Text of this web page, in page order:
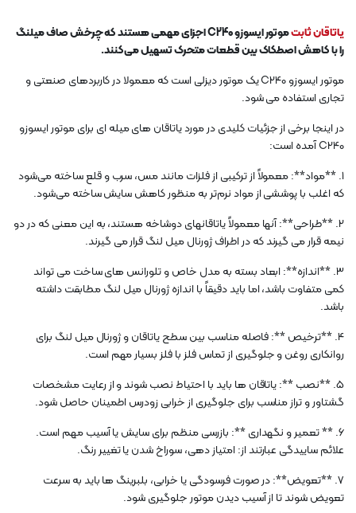
یاتاقان ثابت
موتور ایسوزو C240 اجزای مهمی هستند که چرخش صاف میلنگ
را با کاهش اصطکاک بین قطعات متحرک تسهیل می‌کنند.
موتور ایسوزو C240 ​​یک موتور دیزلی است که معمولا در کاربردهای صنعتی و
تجاری استفاده می شود.
در اینجا برخی از جزئیات کلیدی در مورد یاتاقان های میله ای برای موتور ایسوزو
C240 ​​آمده است:
1. **مواد**: معمولاً از ترکیبی از فلزات مانند مس، سرب و قلع ساخته می‌شود
که اغلب با پوششی از مواد نرم‌تر به منظور کاهش سایش ساخته می‌شود.
2. **طراحی**: آنها معمولاً یاتاقانهای دوشاخه هستند، به این معنی که در دو
نیمه قرار می گیرند که در اطراف ژورنال میل لنگ قرار می گیرند.
3. **اندازه**: ابعاد بسته به مدل خاص و تلورانس های ساخت می تواند
کمی متفاوت باشد، اما باید دقیقاً با اندازه ژورنال میل لنگ مطابقت داشته
باشد.
4. **ترخیص **: فاصله مناسب بین سطح یاتاقان و ژورنال میل لنگ برای
روانکاری روغن و جلوگیری از تماس فلز با فلز بسیار مهم است.
5. **نصب **: یاتاقان ها باید با احتیاط نصب شوند و از رعایت مشخصات
گشتاور و تراز مناسب برای جلوگیری از خرابی زودرس اطمینان حاصل شود.
6. ** تعمیر و نگهداری **: بازرسی منظم برای سایش یا آسیب مهم است.
علائم ساییدگی عبارتند از: امتیاز دهی، سوراخ شدن یا تغییر رنگ.
7. **تعویض**: در صورت فرسودگی یا خرابی، بلبرینگ ها باید به سرعت
تعویض شوند تا از آسیب دیدن موتور جلوگیری شود.